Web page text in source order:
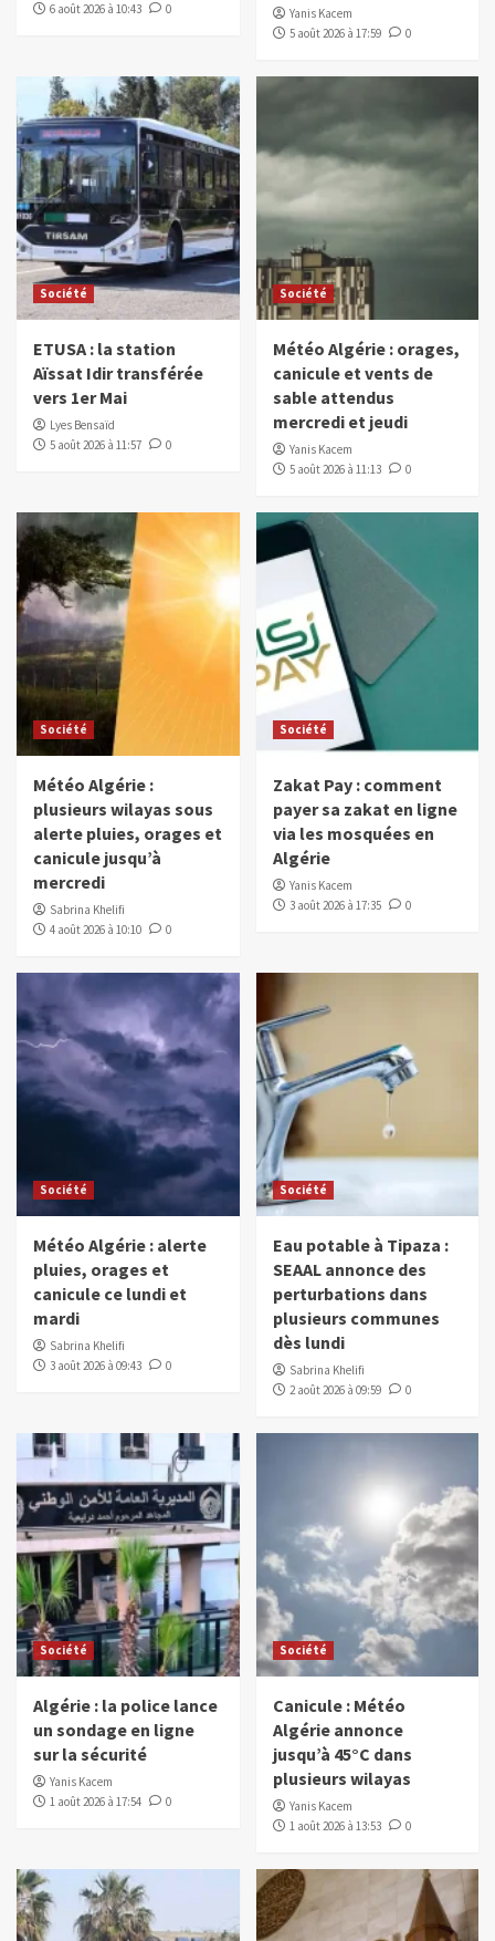
6 août 2026 à 10:43
0
Yanis Kacem
5 août 2026 à 17:59
0
Société
ETUSA : la station
Aïssat Idir transférée
vers 1er Mai
Lyes Bensaïd
5 août 2026 à 11:57
0
Société
Météo Algérie : orages,
canicule et vents de
sable attendus
mercredi et jeudi
Yanis Kacem
5 août 2026 à 11:13
0
Société
Météo Algérie :
plusieurs wilayas sous
alerte pluies, orages et
canicule jusqu’à
mercredi
Sabrina Khelifi
4 août 2026 à 10:10
0
Société
Zakat Pay : comment
payer sa zakat en ligne
via les mosquées en
Algérie
Yanis Kacem
3 août 2026 à 17:35
0
Société
Météo Algérie : alerte
pluies, orages et
canicule ce lundi et
mardi
Sabrina Khelifi
3 août 2026 à 09:43
0
Société
Eau potable à Tipaza :
SEAAL annonce des
perturbations dans
plusieurs communes
dès lundi
Sabrina Khelifi
2 août 2026 à 09:59
0
Société
Algérie : la police lance
un sondage en ligne
sur la sécurité
Yanis Kacem
1 août 2026 à 17:54
0
Société
Canicule : Météo
Algérie annonce
jusqu’à 45°C dans
plusieurs wilayas
Yanis Kacem
1 août 2026 à 13:53
0